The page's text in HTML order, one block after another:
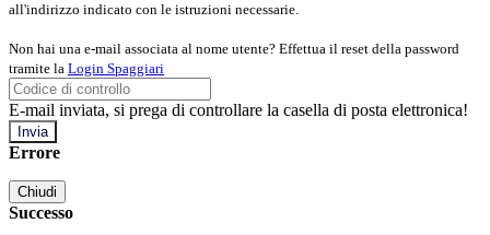
all'indirizzo indicato con le istruzioni necessarie.
Non hai una e-mail associata al nome utente? Effettua il reset della password
tramite la Login Spaggiari
E-mail inviata, si prega di controllare la casella di posta elettronica!
Errore
Chiudi
Successo